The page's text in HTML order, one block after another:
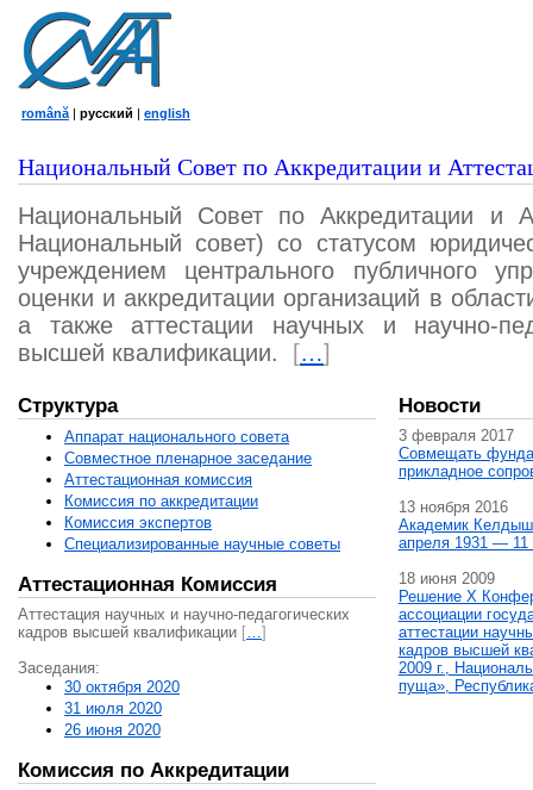
română | русский | english
Национальный Совет по Аккредитации и
Национальный Совет по Аккредитации и
Национальный совет) со статусом
учреждением центрального публичного
оценки и аккредитации организаций в
а также аттестации научных и научно-
высшей квалификации.
[…]
Структура
Аппарат национального совета
Совместное пленарное заседание
Аттестационная комисcия
Комиссия по аккредитации
Комиссия экспертов
Специализированные научные советы
Аттестационная Комиссия
Аттестация научных и научно-педагогических
кадров высшей квалификации […]
Заседания:
30 октября 2020
31 июля 2020
26 июня 2020
Комиссия по Аккредитации
Новости
3 февраля 2017
Совмещать
прикладное
13 ноября 2016
Академик
апреля 1931 — 11
18 июня 2009
Решение X
ассоциации
аттестации
кадров высшей
2009 г.,
пуща»,